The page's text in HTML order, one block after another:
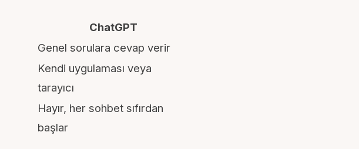
ChatGPT
Genel sorulara cevap verir
Kendi uygulaması veya
tarayıcı
Hayır, her sohbet sıfırdan
başlar